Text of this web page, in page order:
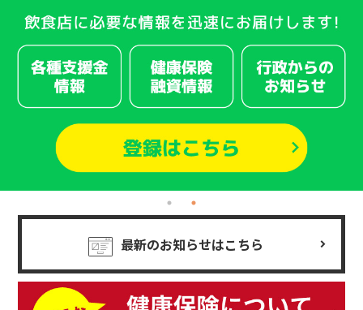
最新のお知らせはこちら